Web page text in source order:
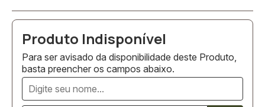
Para ser avisado da disponibilidade deste Produto,
basta preencher os campos abaixo.